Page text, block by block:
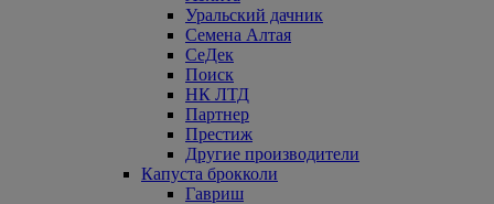
Уральский дачник
Семена Алтая
СеДек
Поиск
НК ЛТД
Партнер
Престиж
Другие производители
Капуста брокколи
Гавриш